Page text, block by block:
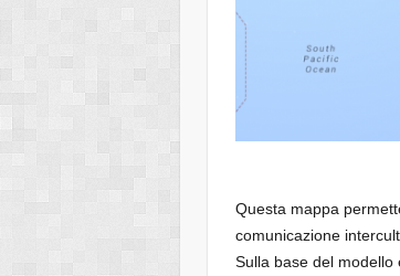
Questa mappa
comunicazione
Sulla base del modello